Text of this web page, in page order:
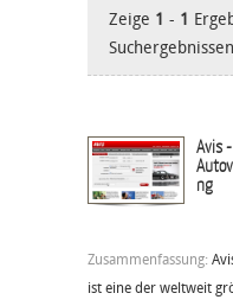
Zeige 1 - 1
Avis -
ng
Zusammenfassung:
ist eine der weltweit